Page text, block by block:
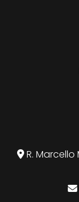
R. Marcello